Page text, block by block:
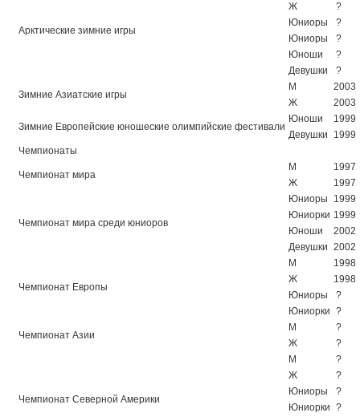
Арктические зимние игры
Ж
?
Юниоры
?
Юниоры
?
Юноши
?
Девушки
?
Зимние Азиатские игры
М
2003
Ж
2003
Зимние Европейские юношеские олимпийские фестивали
Юноши
1999
Девушки
1999
Чемпионаты
Чемпионат мира
М
1997
Ж
1997
Чемпионат мира среди юниоров
Юниоры
1999
Юниорки 1999
Юноши
2002
Девушки 2002
Чемпионат Европы
М
1998
Ж
1998
Юниоры
?
Юниорки ?
Чемпионат Азии
М
?
Ж
?
Чемпионат Северной Америки
М
?
Ж
?
Юниоры
?
Юниорки ?